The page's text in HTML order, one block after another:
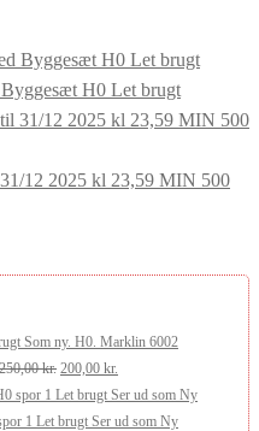
H0 Let brugt
12 2025 kl 23,59 MIN 500
Marklin 6002
250,00kr. Den
oprindelige
pris
200,00 kr.
aktuelle
pris
1 Let brugt Ser ud som Ny